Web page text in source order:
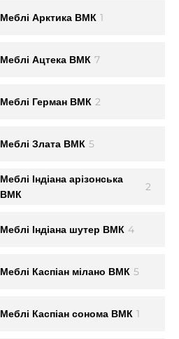
Меблi Арктика ВМК 1
Меблi Ацтека ВМК 7
Меблi Герман ВМК 2
Меблi Злата ВМК 5
Меблi Iндiана арiзонська
ВМК
2
Меблi Iндiана шутер ВМК 4
Меблi Каспiан мiлано ВМК 5
Меблi Каспiан сонома ВМК 1